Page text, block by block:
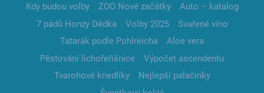
Kdy budou volby
ZOO Nové začátky
Auto – katalog
7 pádů Honzy Dědka
Volby 2025
Svařené víno
Tatarák podle Pohlreicha
Aloe vera
Pěstování lichořeřišnice
Výpočet ascendentu
Tvarohové knedlíky
Nejlepší palačinky